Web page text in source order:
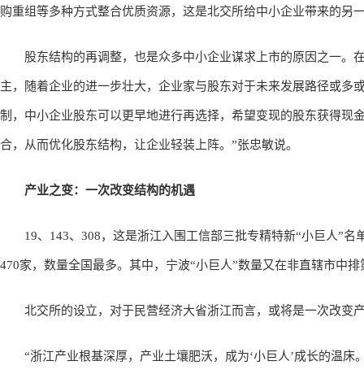
购重组等多种方式整合优质资源，这是北交所给中小企业带来的另
股东结构的再调整，也是众多中小企业谋求上市的原因之一。
主，随着企业的进一步壮大，企业家与股东对于未来发展路径或多
制，中小企业股东可以更早地进行再选择，希望变现的股东获得现
合，从而优化股东结构，让企业轻装上阵。”张忠敏说。
产业之变：一次改变结构的机遇
19、143、308，这是浙江入围工信部三批专精特新“小巨人”名
470家，数量全国最多。其中，宁波“小巨人”数量又在非直辖市中排
北交所的设立，对于民营经济大省浙江而言，或将是一次改变
“浙江产业根基深厚，产业土壤肥沃，成为‘小巨人’成长的温床